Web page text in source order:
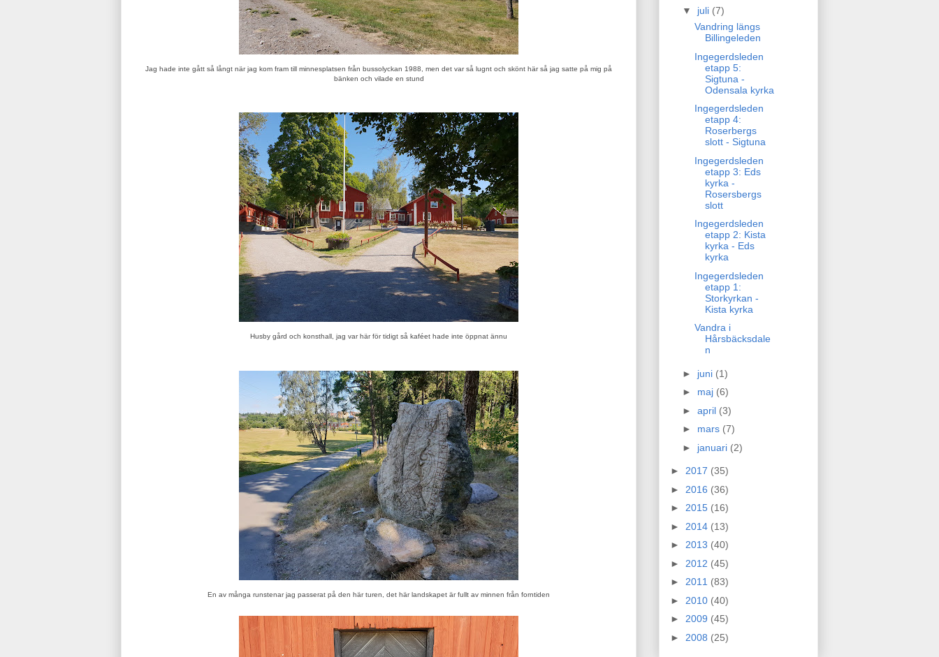
Jag hade inte gått så långt när jag kom fram till minnesplatsen från bussolyckan 1988, men det var så lugnt och skönt här så jag satte på mig på
bänken och vilade en stund
Husby gård och konsthall, jag var här för tidigt så kaféet hade inte öppnat ännu
En av många runstenar jag passerat på den här turen, det här landskapet är fullt av minnen från forntiden
▼ juli (7)
Vandring längs
Billingeleden
Ingegerdsleden
etapp 5:
Sigtuna -
Odensala kyrka
Ingegerdsleden
etapp 4:
Roserbergs
slott - Sigtuna
Ingegerdsleden
etapp 3: Eds
kyrka -
Rosersbergs
slott
Ingegerdsleden
etapp 2: Kista
kyrka - Eds
kyrka
Ingegerdsleden
etapp 1:
Storkyrkan -
Kista kyrka
Vandra i
Hårsbäcksdale
n
► juni (1)
► maj (6)
► april (3)
► mars (7)
► januari (2)
► 2017 (35)
► 2016 (36)
► 2015 (16)
► 2014 (13)
► 2013 (40)
► 2012 (45)
► 2011 (83)
► 2010 (40)
► 2009 (45)
► 2008 (25)